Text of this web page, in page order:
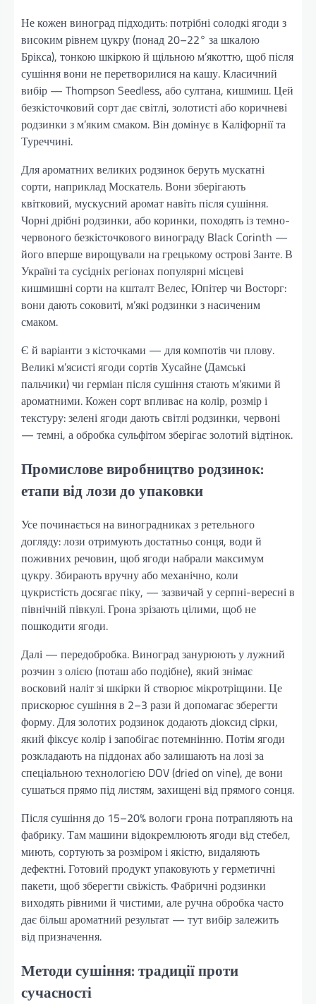
Не кожен виноград підходить: потрібні солодкі ягоди з
високим рівнем цукру (понад 20–22° за шкалою
Брікса), тонкою шкіркою й щільною м’якоттю, щоб після
сушіння вони не перетворилися на кашу. Класичний
вибір — Thompson Seedless, або султана, кишмиш. Цей
безкісточковий сорт дає світлі, золотисті або коричневі
родзинки з м’яким смаком. Він домінує в Каліфорнії та
Туреччині.
Для ароматних великих родзинок беруть мускатні
сорти, наприклад Москатель. Вони зберігають
квітковий, мускусний аромат навіть після сушіння.
Чорні дрібні родзинки, або коринки, походять із темно-
червоного безкісточкового винограду Black Corinth —
його вперше вирощували на грецькому острові Занте. В
Україні та сусідніх регіонах популярні місцеві
кишмишні сорти на кшталт Велес, Юпітер чи Восторг:
вони дають соковиті, м’які родзинки з насиченим
смаком.
Є й варіанти з кісточками — для компотів чи плову.
Великі м’ясисті ягоди сортів Хусайне (Дамські
пальчики) чи герміан після сушіння стають м’якими й
ароматними. Кожен сорт впливає на колір, розмір і
текстуру: зелені ягоди дають світлі родзинки, червоні
— темні, а обробка сульфітом зберігає золотий відтінок.
Промислове виробництво родзинок:
етапи від лози до упаковки
Усе починається на виноградниках з ретельного
догляду: лози отримують достатньо сонця, води й
поживних речовин, щоб ягоди набрали максимум
цукру. Збирають вручну або механічно, коли
цукристість досягає піку, — зазвичай у серпні-вересні в
північній півкулі. Грона зрізають цілими, щоб не
пошкодити ягоди.
Далі — передобробка. Виноград занурюють у лужний
розчин з олією (поташ або подібне), який знімає
восковий наліт зі шкірки й створює мікротріщини. Це
прискорює сушіння в 2–3 рази й допомагає зберегти
форму. Для золотих родзинок додають діоксид сірки,
який фіксує колір і запобігає потемнінню. Потім ягоди
розкладають на піддонах або залишають на лозі за
спеціальною технологією DOV (dried on vine), де вони
сушаться прямо під листям, захищені від прямого сонця.
Після сушіння до 15–20% вологи грона потрапляють на
фабрику. Там машини відокремлюють ягоди від стебел,
миють, сортують за розміром і якістю, видаляють
дефектні. Готовий продукт упаковують у герметичні
пакети, щоб зберегти свіжість. Фабричні родзинки
виходять рівними й чистими, але ручна обробка часто
дає більш ароматний результат — тут вибір залежить
від призначення.
Методи сушіння: традиції проти
сучасності